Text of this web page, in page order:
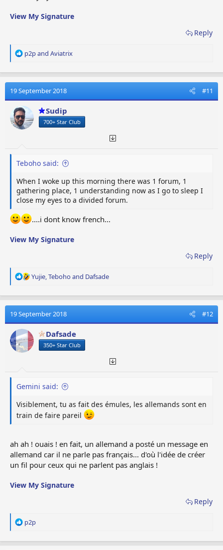
View My Signature
Reply
R
a
t
i
o
n
s
p2pand Aviatrix
19 September 2018 #11
Sudip
700+ Star Club
Teboho said:
When I woke up this morning there was 1 forum, 1
gathering place, 1 understanding now as I go to sleep I
close my eyes to a divided forum.
....i dont know french...
View My Signature
Reply
R
a
t
i
n
s
Yujie,Tebohoand Dafsade
19 September 2018 #12
Dafsade
350+ Star Club
Gemini said:
Visiblement, tu as fait des émules, les allemands sont en
train de faire pareil
ah ah ! ouais ! en fait, un allemand a posté un message en
allemand car il ne parle pas français... d'où l'idée de créer
un fil pour ceux qui ne parlent pas anglais !
View My Signature
Reply
R
a
p2p